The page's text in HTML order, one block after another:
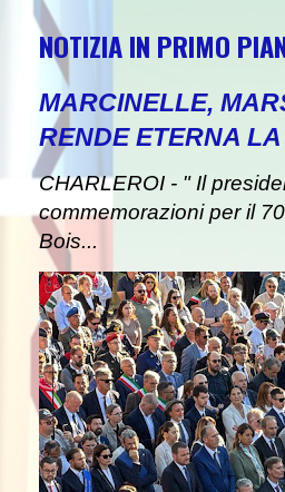
NOTIZIA IN PRIMO
MARCINELLE,
RENDE ETERNA
CHARLEROI - " Il
commemorazioni per il
Bois...